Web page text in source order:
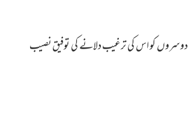
کو اس کی ترغیب دلانے کی توفیق نصیب